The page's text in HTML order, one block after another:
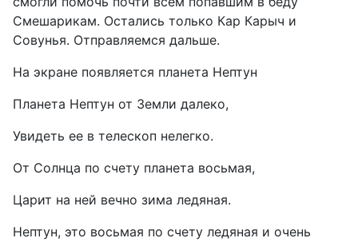
Смешарикам. Остались только Кар Карыч и
Совунья. Отправляемся дальше.
На экране появляется планета Нептун
Планета Нептун от Земли далеко,
Увидеть ее в телескоп нелегко.
От Солнца по счету планета восьмая,
Царит на ней вечно зима ледяная.
Нептун, это восьмая по счету ледяная и очень